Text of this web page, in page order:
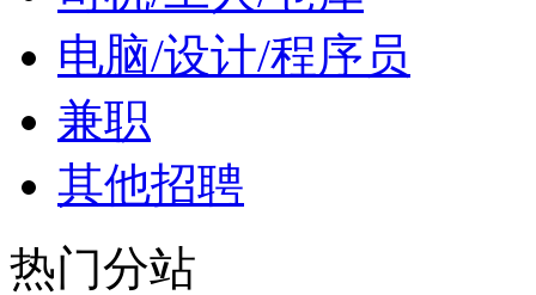
电脑/设计/程序员
兼职
其他招聘
热门分站